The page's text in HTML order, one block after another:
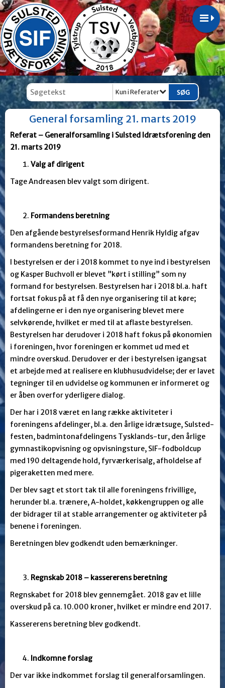
Kun i Referater
General forsamling 21. marts 2019
Referat – Generalforsamling i Sulsted Idrætsforening den
21. marts 2019
Valg af dirigent
Tage Andreasen blev valgt som dirigent.
Formandens beretning
Den afgående bestyrelsesformand Henrik Hyldig afgav
formandens beretning for 2018.
I bestyrelsen er der i 2018 kommet to nye ind i bestyrelsen
og Kasper Buchvoll er blevet ”kørt i stilling” som ny
formand for bestyrelsen. Bestyrelsen har i 2018 bl.a. haft
fortsat fokus på at få den nye organisering til at køre;
afdelingerne er i den nye organisering blevet mere
selvkørende, hvilket er med til at aflaste bestyrelsen.
Bestyrelsen har derudover i 2018 haft fokus på økonomien
i foreningen, hvor foreningen er kommet ud med et
mindre overskud. Derudover er der i bestyrelsen igangsat
et arbejde med at realisere en klubhusudvidelse; der er lavet
tegninger til en udvidelse og kommunen er informeret og
er åben overfor yderligere dialog.
Der har i 2018 været en lang række aktiviteter i
foreningens afdelinger, bl.a. den årlige idrætsuge, Sulsted-
festen, badmintonafdelingens Tysklands-tur, den årlige
gymnastikopvisning og opvisningsture, SIF-fodboldcup
med 190 deltagende hold, fyrværkerisalg, afholdelse af
pigeraketten med mere.
Der blev sagt et stort tak til alle foreningens frivillige,
herunder bl.a. trænere, A-holdet, køkkengruppen og alle
der bidrager til at stable arrangementer og aktiviteter på
benene i foreningen.
Beretningen blev godkendt uden bemærkninger.
Regnskab 2018 – kassererens beretning
Regnskabet for 2018 blev gennemgået. 2018 gav et lille
overskud på ca. 10.000 kroner, hvilket er mindre end 2017.
Kassererens beretning blev godkendt.
Indkomne forslag
Der var ikke indkommet forslag til generalforsamlingen.